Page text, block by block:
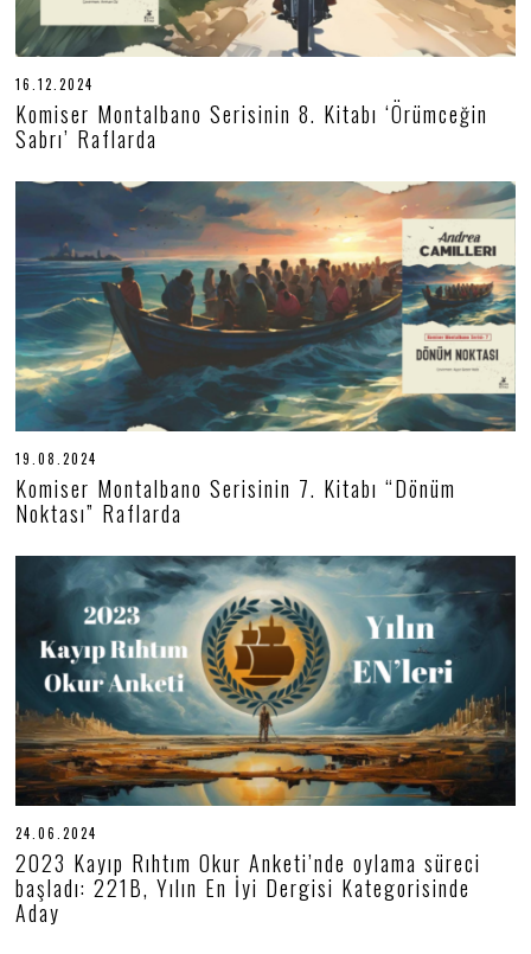
16.12.2024
6
.
1
4
Komiser Montalbano Serisinin 8. Kitabı ‘Örümceğin
Sabrı’ Raflarda
19.08.2024
9
.
0
2
0
2
4
Komiser Montalbano Serisinin 7. Kitabı “Dönüm
Noktası” Raflarda
24.06.2024
.
0
2023 Kayıp Rıhtım Okur Anketi’nde oylama süreci
başladı: 221B, Yılın En İyi Dergisi Kategorisinde
Aday